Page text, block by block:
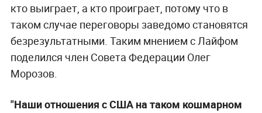
кто выиграет, а кто проиграет, потому что в
таком случае переговоры заведомо становятся
безрезультатными. Таким мнением с Лайфом
поделился член Совета Федерации Олег
Морозов.
"Наши отношения с США на таком кошмарном